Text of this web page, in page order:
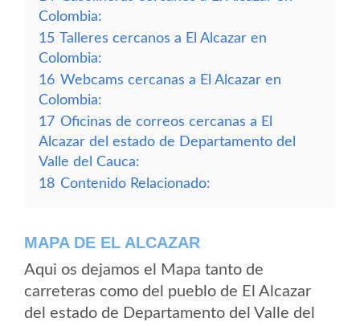
Colombia:
15 Talleres cercanos a El Alcazar en
Colombia:
16 Webcams cercanas a El Alcazar en
Colombia:
17 Oficinas de correos cercanas a El
Alcazar del estado de Departamento del
Valle del Cauca:
18 Contenido Relacionado:
MAPA DE EL ALCAZAR
Aqui os dejamos el Mapa tanto de
carreteras como del pueblo de El Alcazar
del estado de Departamento del Valle del